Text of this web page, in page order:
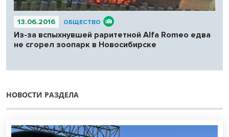
13.06.2016 ОБЩЕСТВО
Из-за вспыхнувшей раритетной Alfa Romeo едва
не сгорел зоопарк в Новосибирске
НОВОСТИ РАЗДЕЛА